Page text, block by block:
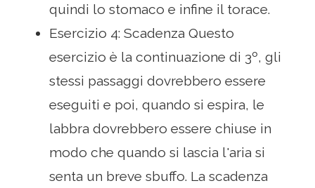
quindi lo stomaco e infine il torace.
Esercizio 4: Scadenza Questo
esercizio è la continuazione di 3º, gli
stessi passaggi dovrebbero essere
eseguiti e poi, quando si espira, le
labbra dovrebbero essere chiuse in
modo che quando si lascia l'aria si
senta un breve sbuffo. La scadenza